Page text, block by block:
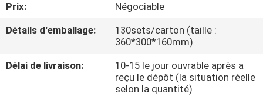
DE
L'USINE
CONTRÔLE
Prix:
Négociable
Détails d'emballage:
130sets/carton (taille :
360*300*160mm)
Délai de livraison:
10-15 le jour ouvrable après a
reçu le dépôt (la situation réelle
selon la quantité)